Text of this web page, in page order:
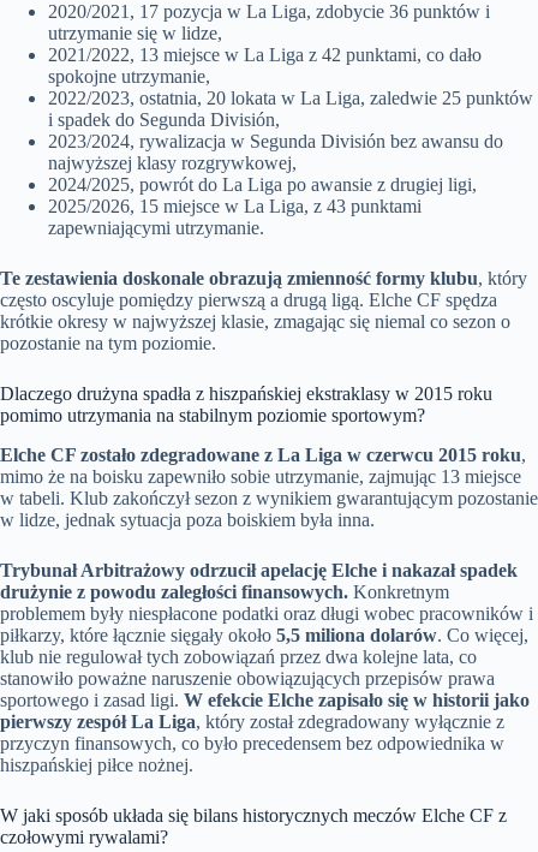
2020/2021, 17 pozycja w La Liga, zdobycie 36 punktów i
utrzymanie się w lidze,
2021/2022, 13 miejsce w La Liga z 42 punktami, co dało
spokojne utrzymanie,
2022/2023, ostatnia, 20 lokata w La Liga, zaledwie 25 punktów
i spadek do Segunda División,
2023/2024, rywalizacja w Segunda División bez awansu do
najwyższej klasy rozgrywkowej,
2024/2025, powrót do La Liga po awansie z drugiej ligi,
2025/2026, 15 miejsce w La Liga, z 43 punktami
zapewniającymi utrzymanie.
Te zestawienia doskonale obrazują zmienność formy klubu, który
często oscyluje pomiędzy pierwszą a drugą ligą. Elche CF spędza
krótkie okresy w najwyższej klasie, zmagając się niemal co sezon o
pozostanie na tym poziomie.
Dlaczego drużyna spadła z hiszpańskiej ekstraklasy w 2015 roku
pomimo utrzymania na stabilnym poziomie sportowym?
Elche CF zostało zdegradowane z La Liga w czerwcu 2015 roku,
mimo że na boisku zapewniło sobie utrzymanie, zajmując 13 miejsce
w tabeli. Klub zakończył sezon z wynikiem gwarantującym pozostanie
w lidze, jednak sytuacja poza boiskiem była inna.
Trybunał Arbitrażowy odrzucił apelację Elche i nakazał spadek
drużynie z powodu zaległości finansowych. Konkretnym
problemem były niespłacone podatki oraz długi wobec pracowników i
piłkarzy, które łącznie sięgały około 5,5 miliona dolarów. Co więcej,
klub nie regulował tych zobowiązań przez dwa kolejne lata, co
stanowiło poważne naruszenie obowiązujących przepisów prawa
sportowego i zasad ligi. W efekcie Elche zapisało się w historii jako
pierwszy zespół La Liga, który został zdegradowany wyłącznie z
przyczyn finansowych, co było precedensem bez odpowiednika w
hiszpańskiej piłce nożnej.
W jaki sposób układa się bilans historycznych meczów Elche CF z
czołowymi rywalami?